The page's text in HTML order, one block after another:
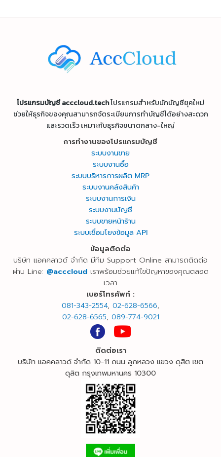
โปรแกรมบัญชี acccloud.techโปรแกรมสำหรับนักบัญชียุคใหม่
ช่วยให้ธุรกิจของคุณสามารถจัดระเบียบการทำบัญชีได้อย่างสะดวก
และรวดเร็ว เหมาะกับธุรกิจขนาดกลาง-ใหญ่
การทำงานของโปรแกรมบัญชี
ระบบงานขาย
ระบบงานซื้อ
ระบบบริหารการผลิต MRP
ระบบงานคลังสินค้า
ระบบงานการเงิน
ระบบงานบัญชี
ระบบขายหน้าร้าน
ระบบเชื่อมโยงข้อมูล API
ข้อมูลติดต่อ
บริษัท แอคคลาวด์ จำกัด มีทีม Support Online สามารถติดต่อ
ผ่าน Line: @acccloudเราพร้อมช่วยแก้ไขปัญหาของคุณตลอด
เวลา
เบอร์โทรศัพท์ :
081-343-2554, 02-628-6566,
02-628-6565, 089-774-9021
ติดต่อเรา
บริษัท แอคคลาวด์ จำกัด 10-11 ถนน ลูกหลวง แขวง ดุสิต เขต
ดุสิต กรุงเทพมหานคร 10300